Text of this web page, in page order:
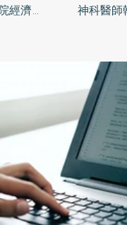
經濟學
、政
的現
高齡
神科醫師
兒與40
安與混亂
生新階段